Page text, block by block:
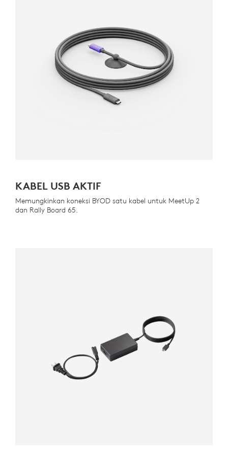
KABEL USB AKTIF
Memungkinkan koneksi BYOD satu kabel untuk MeetUp 2
dan Rally Board 65.